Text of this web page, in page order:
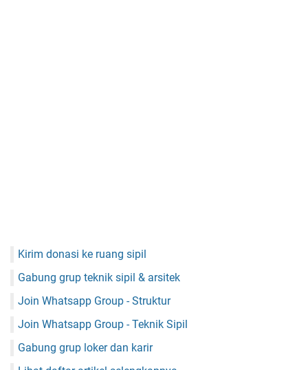
Kirim donasi ke ruang sipil
Gabung grup teknik sipil & arsitek
Join Whatsapp Group - Struktur
Join Whatsapp Group - Teknik Sipil
Gabung grup loker dan karir